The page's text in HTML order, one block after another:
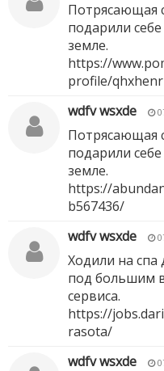
Потрясающая
подарили
земле.
https://
profile/
wdfv wsxde
Потрясающая
подарили
земле.
https://
b567436/
wdfv wsxde
Ходили на спа
под большим
сервиса.
https://
rasota/
wdfv wsxde